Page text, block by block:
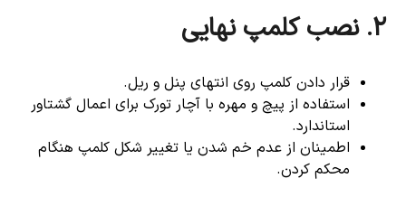
۲. نصب کلمپ نهایی
قرار دادن کلمپ روی انتهای پنل و ریل.
استفاده از پیچ و مهره با آچار تورک برای اعمال گشتاور
استاندارد.
اطمینان از عدم خم شدن یا تغییر شکل کلمپ هنگام
محکم کردن.